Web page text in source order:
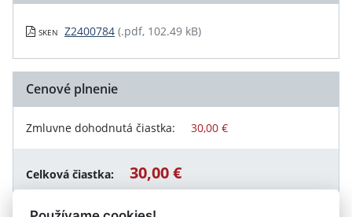
SKEN Z2400784 (.pdf, 102.49 kB)
Cenové plnenie
Zmluvne dohodnutá čiastka: 30,00 €
Celková čiastka: 30,00 €